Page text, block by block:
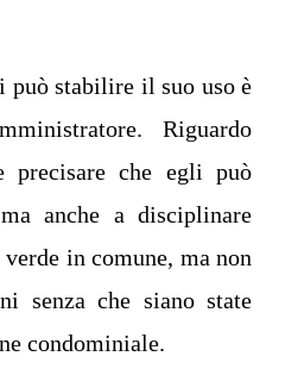
stabilire il suo uso è
Riguardo
precisare che egli può
anche a disciplinare
in comune, ma non
senza che siano state
condominiale.